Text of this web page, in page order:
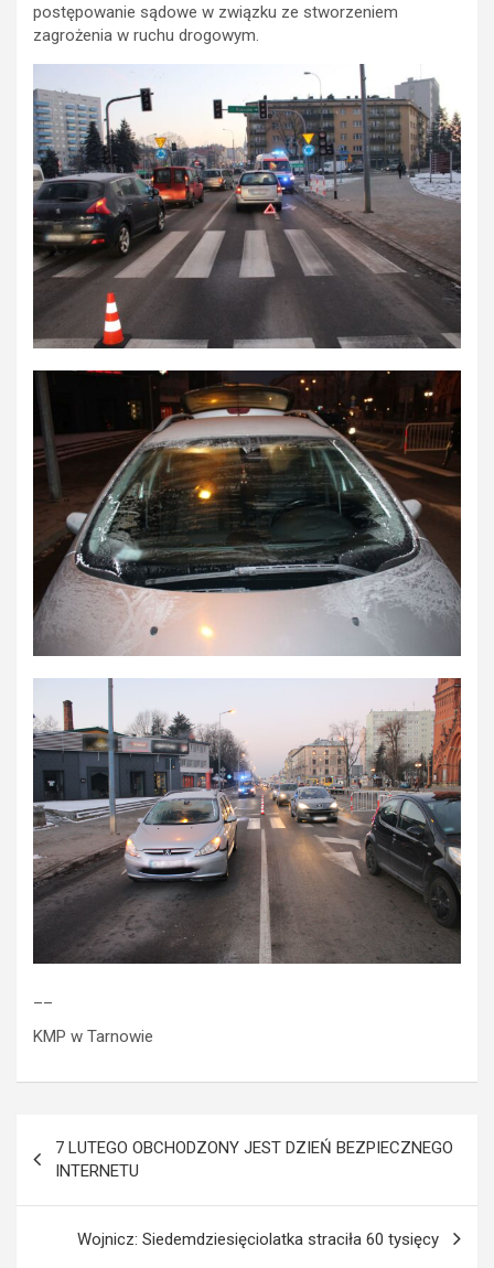
postępowanie sądowe w związku ze stworzeniem
zagrożenia w ruchu drogowym.
KMP w Tarnowie
wpisu
7 LUTEGO OBCHODZONY JEST DZIEŃ BEZPIECZNEGO
INTERNETU
Wojnicz: Siedemdziesięciolatka straciła 60 tysięcy